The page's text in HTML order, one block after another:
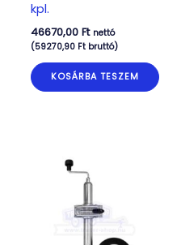
kpl.
46670,00 Ft nettó
(59270,90 Ftbruttó)
KOSÁRBA TESZEM